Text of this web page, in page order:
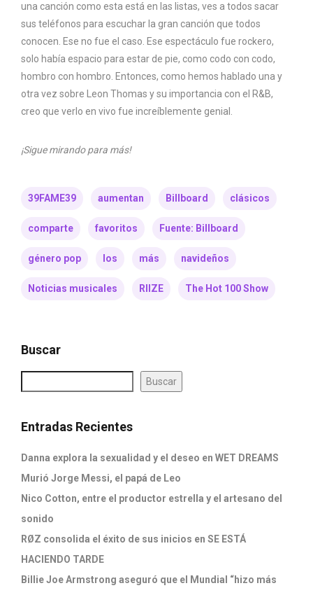
una canción como esta está en las listas, ves a todos sacar
sus teléfonos para escuchar la gran canción que todos
conocen. Ese no fue el caso. Ese espectáculo fue rockero,
solo había espacio para estar de pie, como codo con codo,
hombro con hombro. Entonces, como hemos hablado una y
otra vez sobre Leon Thomas y su importancia con el R&B,
creo que verlo en vivo fue increíblemente genial.
¡Sigue mirando para más!
39FAME39 aumentan Billboard clásicos
comparte favoritos Fuente: Billboard
género pop los más navideños
Noticias musicales RIIZE The Hot 100 Show
Buscar
Buscar
Entradas Recientes
Danna explora la sexualidad y el deseo en WET DREAMS
Murió Jorge Messi, el papá de Leo
Nico Cotton, entre el productor estrella y el artesano del
sonido
RØZ consolida el éxito de sus inicios en SE ESTÁ
HACIENDO TARDE
Billie Joe Armstrong aseguró que el Mundial “hizo más